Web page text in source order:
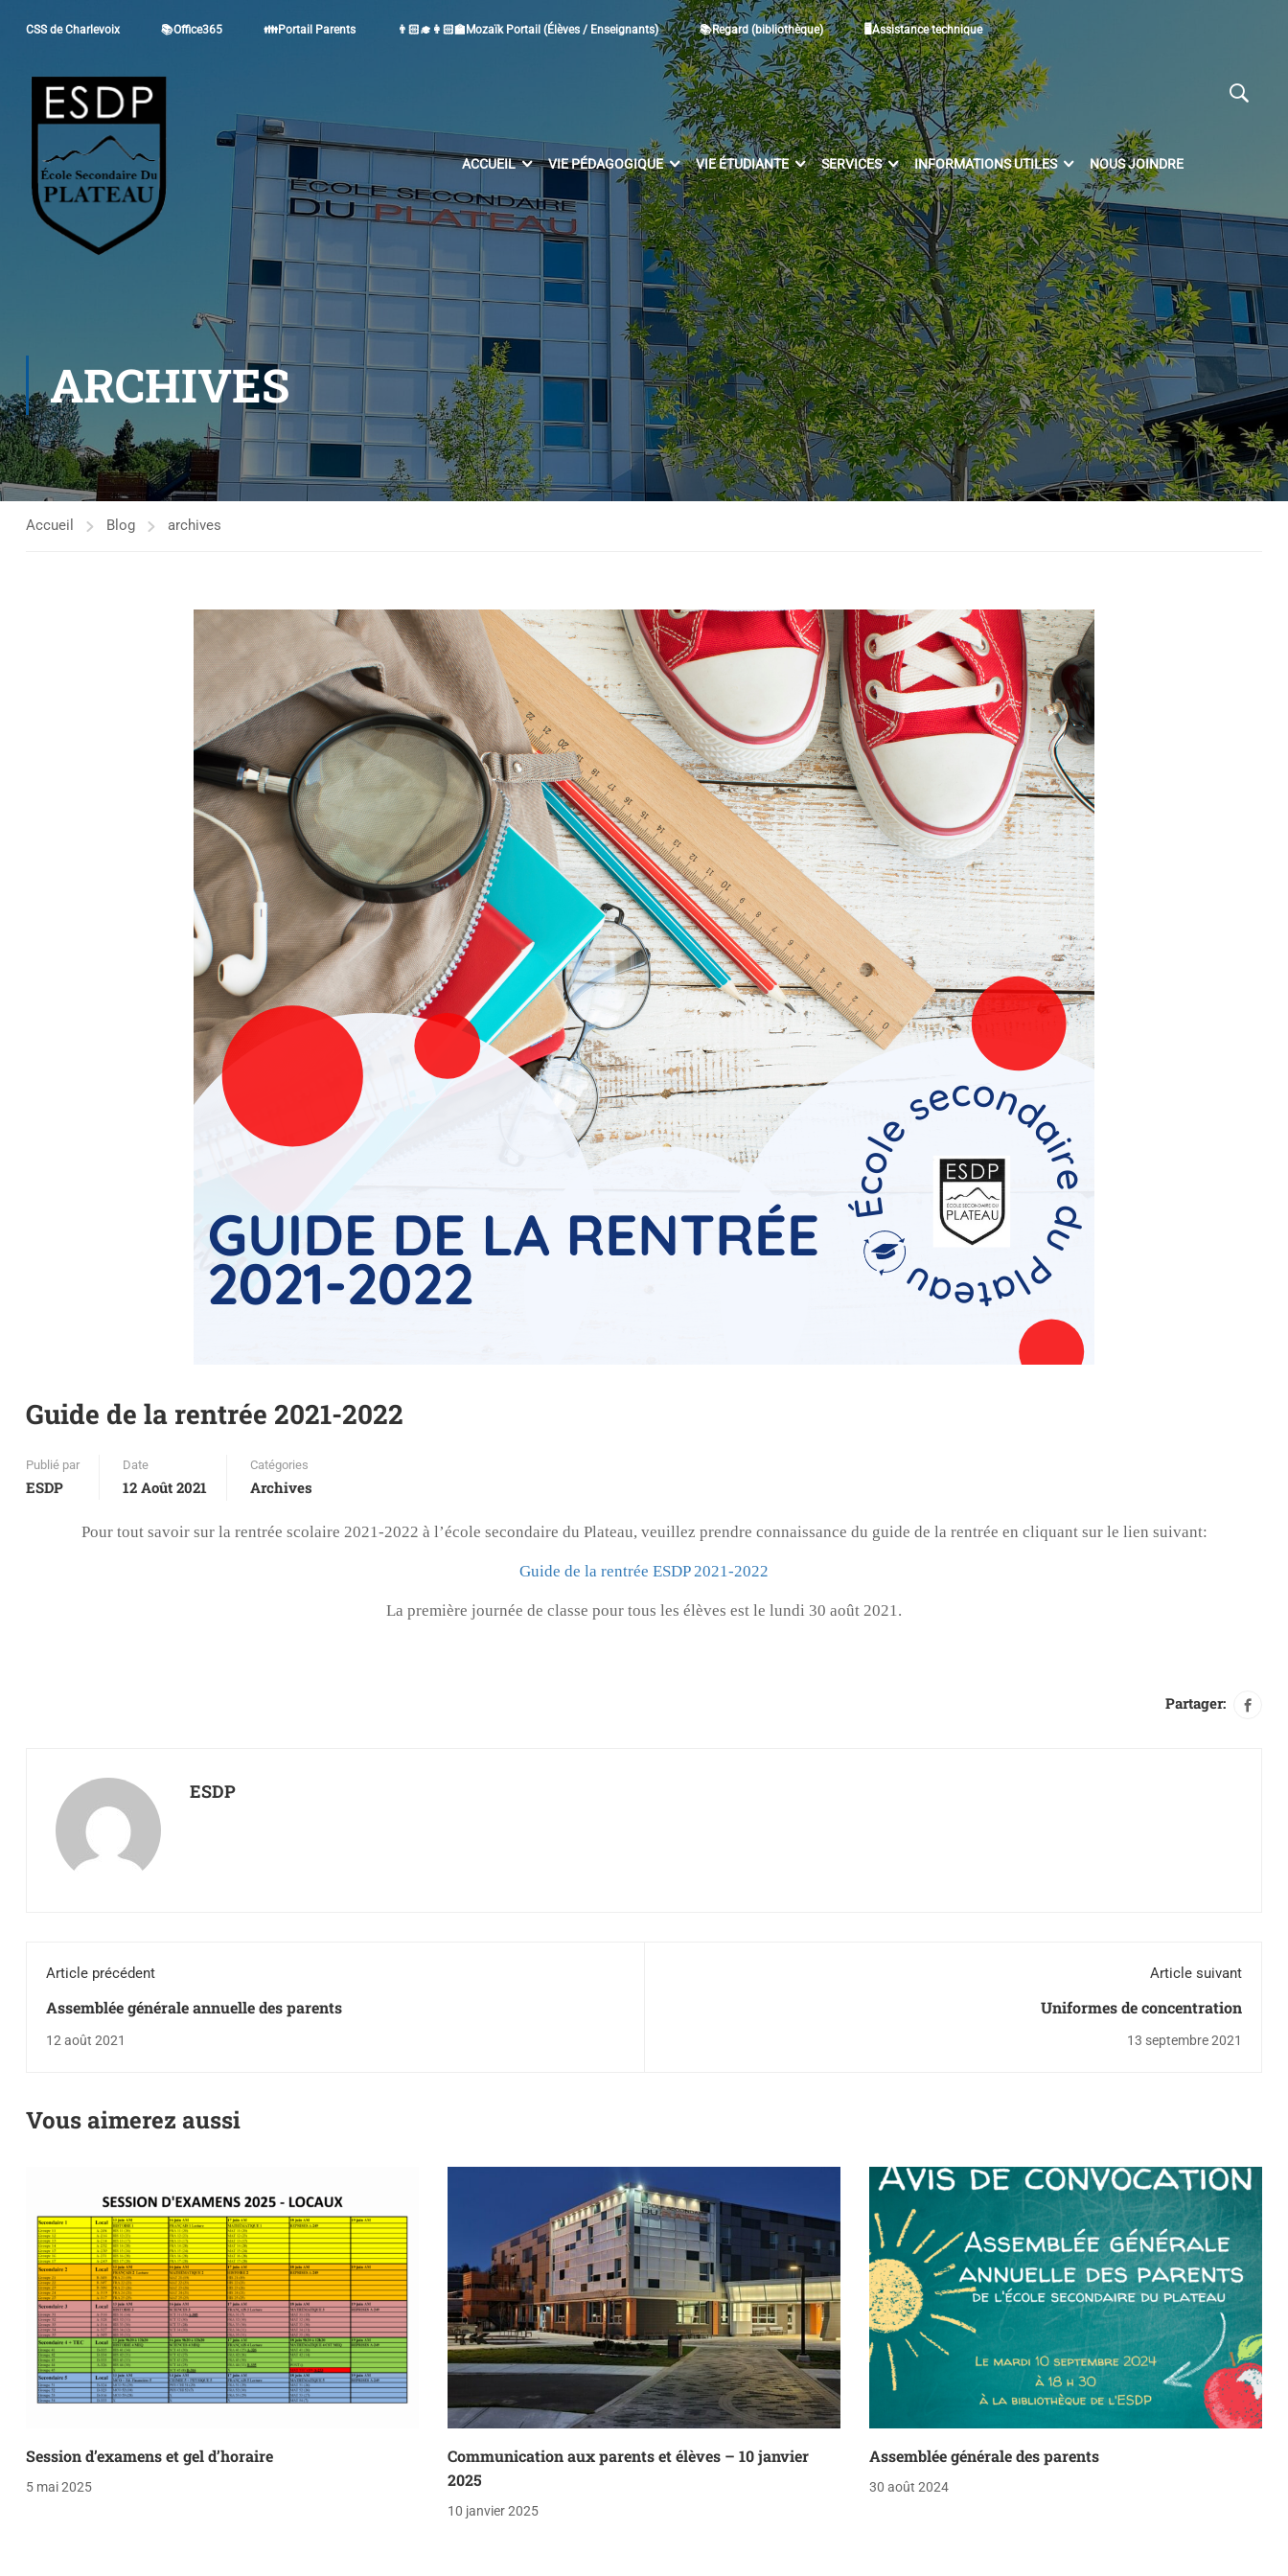
CSS de Charlevoix 📚Office365 👪Portail Parents 👨🏻‍🎓👩🏻‍🏫Mozaïk Portail (Élèves / Enseignants) 📚Regard (bibliothèque) 🖥Assistance technique
ACCUEIL VIE PÉDAGOGIQUE VIE ÉTUDIANTE SERVICES INFORMATIONS UTILES NOUS JOINDRE
ARCHIVES
Accueil Blog archives
Guide de la rentrée 2021-2022
Publié par
ESDP
Date
12 Août 2021
Catégories
Archives
Pour tout savoir sur la rentrée scolaire 2021-2022 à l’école secondaire du Plateau, veuillez prendre connaissance du guide de la rentrée en cliquant sur le lien suivant:
Guide de la rentrée ESDP 2021-2022
La première journée de classe pour tous les élèves est le lundi 30 août 2021.
Partager:
ESDP
Article précédent
Assemblée générale annuelle des parents
12 août 2021
Article suivant
Uniformes de concentration
13 septembre 2021
Vous aimerez aussi
Session d’examens et gel d’horaire
5 mai 2025
Communication aux parents et élèves – 10 janvier
2025
10 janvier 2025
Assemblée générale des parents
30 août 2024